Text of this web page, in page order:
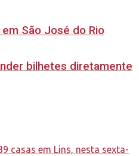
São José do Rio
bilhetes diretamente